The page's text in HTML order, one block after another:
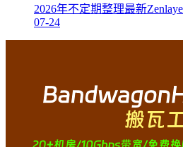
2026年不定期整理最新
07-24